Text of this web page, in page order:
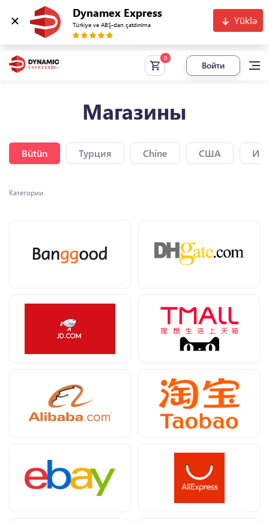
Dynamex Express
Türkiyə və ABŞ-dan çatdırılma Yüklə
Войти
Магазины
Bütün Турция Chine США
Категории